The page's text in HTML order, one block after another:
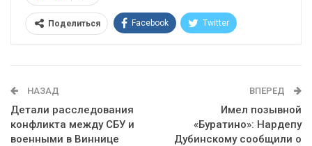
Поделиться Facebook Twitter
НАЗАД
Детали расследования
конфликта между СБУ и
военными в Виннице
ВПЕРЕД
Имел позывной
«Буратино»: Нардепу
Дубинскому сообщили о